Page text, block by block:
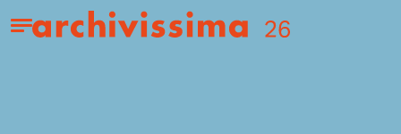
Home page
Apri il menu